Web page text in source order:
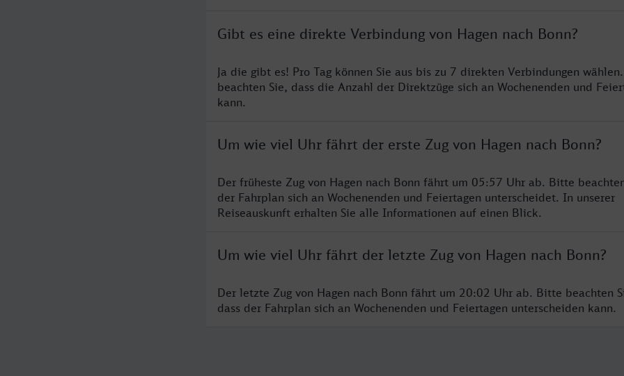
Gibt es eine direkte Verbindung von Hagen nach Bonn?
Ja die gibt es! Pro Tag können Sie aus bis zu 7 direkten Verbindungen
beachten Sie, dass die Anzahl der Direktzüge sich an Wochenenden und
kann.
Um wie viel Uhr fährt der erste Zug von Hagen nach Bonn?
Der früheste Zug von Hagen nach Bonn fährt um 05:57 Uhr ab. Bitte
der Fahrplan sich an Wochenenden und Feiertagen unterscheidet. In unserer
Reiseauskunft erhalten Sie alle Informationen auf einen Blick.
Um wie viel Uhr fährt der letzte Zug von Hagen nach Bonn?
Der letzte Zug von Hagen nach Bonn fährt um 20:02 Uhr ab. Bitte beachten
dass der Fahrplan sich an Wochenenden und Feiertagen unterscheiden kann.